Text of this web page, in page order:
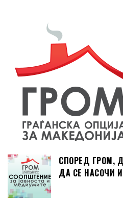
СПОРЕД ГРОМ,
ДА СЕ НАСОЧИ